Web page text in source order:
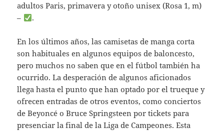
adultos Paris, primavera y otoño unisex (Rosa 1, m)
–
.
En los últimos años, las camisetas de manga corta
son habituales en algunos equipos de baloncesto,
pero muchos no saben que en el fútbol también ha
ocurrido. La desperación de algunos aficionados
llega hasta el punto que han optado por el trueque y
ofrecen entradas de otros eventos, como conciertos
de Beyoncé o Bruce Springsteen por tickets para
presenciar la final de la Liga de Campeones. Esta